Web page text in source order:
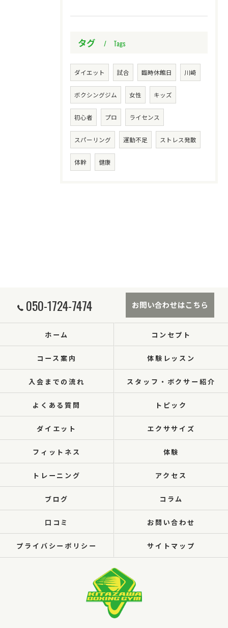
タグ Tags
ダイエット 試合 臨時休館日 川崎
ボクシングジム 女性 キッズ
初心者 プロ ライセンス
スパーリング 運動不足 ストレス発散
体幹 健康
050-1724-7474 お問い合わせはこちら
ホーム コンセプト
コース案内 体験レッスン
入会までの流れ スタッフ・ボクサー紹介
よくある質問 トピック
ダイエット エクササイズ
フィットネス 体験
トレーニング アクセス
ブログ コラム
口コミ お問い合わせ
プライバシーポリシー サイトマップ